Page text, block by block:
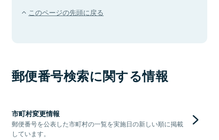
このページの先頭に戻る
郵便番号検索に関する情報
市町村変更情報
郵便番号を公表した市町村の一覧を実施日の新しい順に掲載
しています。